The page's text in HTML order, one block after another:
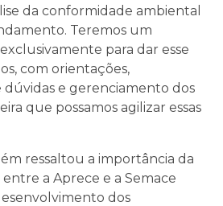
da conformidade ambiental
Teremos um
para dar esse
com orientações,
e gerenciamento dos
que possamos agilizar essas
ressaltou a importância da
a Aprece e a Semace
dos